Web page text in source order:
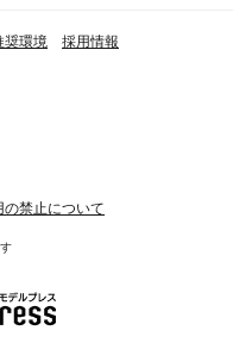
奨環境 採用情報
禁止について